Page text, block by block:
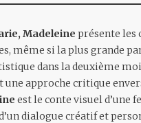
Madeleine présente les
même si la plus grande
dans la deuxième
approche critique
est le conte visuel d’une
dialogue créatif et